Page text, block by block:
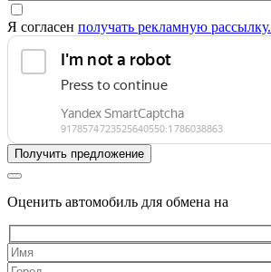
Я согласен получать рекламную рассылку.
Оценить автомобиль для обмена на